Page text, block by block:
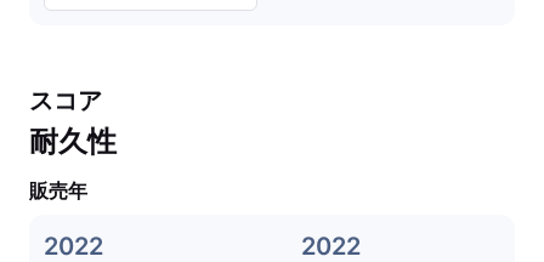
スコア
耐久性
販売年
2022 2022